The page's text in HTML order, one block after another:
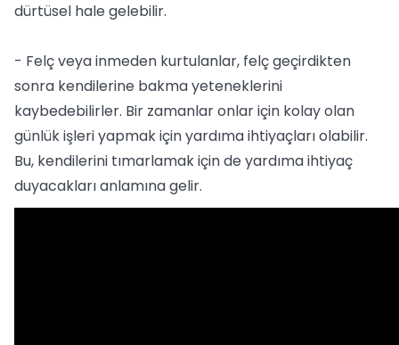
dürtüsel hale gelebilir.
- Felç veya inmeden kurtulanlar, felç geçirdikten
sonra kendilerine bakma yeteneklerini
kaybedebilirler. Bir zamanlar onlar için kolay olan
günlük işleri yapmak için yardıma ihtiyaçları olabilir.
Bu, kendilerini tımarlamak için de yardıma ihtiyaç
duyacakları anlamına gelir.